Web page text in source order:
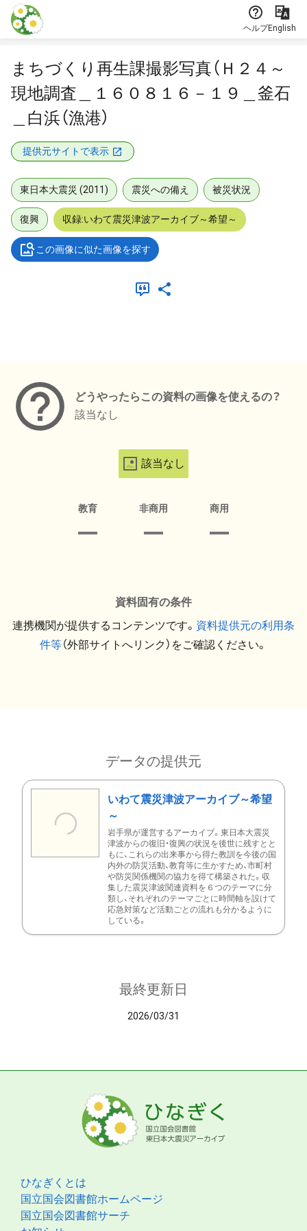
本文に飛ぶ
ヘルプEnglish
まちづくり再生課撮影写真（Ｈ２４～
現地調査＿１６０８１６－１９＿釜石
＿白浜（漁港）
提供元サイトで表示
東日本大震災 (2011) 震災への備え 被災状況
復興 収録:いわて震災津波アーカイブ～希望～
この画像に似た画像を探す
どうやったらこの資料の画像を使えるの？
該当なし
該当なし
教育 非商用 商用
資料固有の条件
連携機関が提供するコンテンツです。 資料提供元の利用条
件等（外部サイトへリンク）をご確認ください。
データの提供元
いわて震災津波アーカイブ～希望
～
岩手県が運営するアーカイブ。東日本大震災
津波からの復旧・復興の状況を後世に残すとと
もに、これらの出来事から得た教訓を今後の国
内外の防災活動、教育等に生かすため、市町村
や防災関係機関の協力を得て構築された。収
集した震災津波関連資料を６つのテーマに分
類し、それぞれのテーマごとに時間軸を設けて
応急対策など活動ごとの流れも分かるように
している。
最終更新日
2026/03/31
ひなぎくとは
国立国会図書館ホームページ
国立国会図書館サーチ